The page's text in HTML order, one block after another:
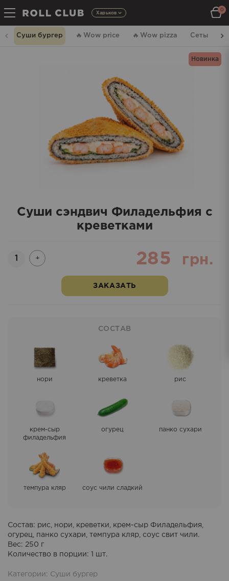
Харьков
0
Суши бургер 🔥 Wow price 🔥 Wow pizza Сеты
Новинка
Суши сэндвич Филадельфия с
креветками
Количество
+ 285 грн.
ЗАКАЗАТЬ
СОСТАВ
нори креветка рис
крем-сыр
филадельфия
огурец панко сухари
темпура кляр cоус чили cладкий
Состав: рис, нори, креветки, крем-сыр Филадельфия,
огурец, панко сухари, темпура кляр, соус свит чили.
Вес: 250 г
Количество в порции: 1 шт.
Категории: Суши бургер